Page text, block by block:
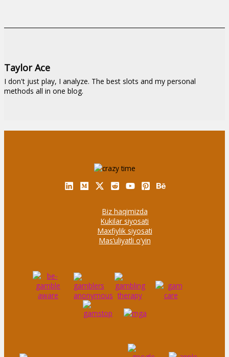
Taylor Ace
I don't just play, I analyze. The best slots and my personal
methods all in one blog.
Biz haqimizda
Kukilar siyosati
Maxfiylik siyosati
Mas’uliyatli o’yin